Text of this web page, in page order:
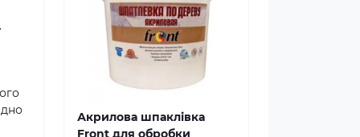
Акрилова шпаклівка
Front для обробки